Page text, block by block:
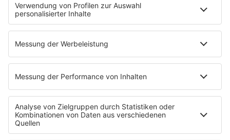
News
Highlights
Charts
EVENTS
Kontakt
Newsletter
Empfang
sunshine live App
werben bei SUNSHINE LIVE